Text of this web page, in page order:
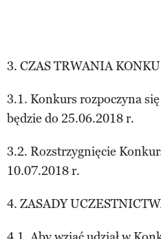
3. CZAS TRWANIA
3.1. Konkurs rozpoczyna
będzie do 25.06.2018 r.
3.2. Rozstrzygnięcie
10.07.2018 r.
4. ZASADY